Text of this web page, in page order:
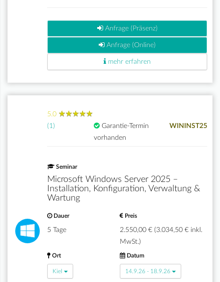
Anfrage (Präsenz)
Anfrage (Online)
mehr erfahren
5.0 ★★★★★
★★★★★
(1)
Garantie-Termin
vorhanden
WININST25
Seminar
Microsoft Windows Server 2025 –
Installation, Konfiguration, Verwaltung &
Wartung
Dauer
5 Tage
Preis
2.550,00 € (3.034,50 € inkl.
MwSt.)
Ort
Kiel
Datum
14.9.26 - 18.9.26